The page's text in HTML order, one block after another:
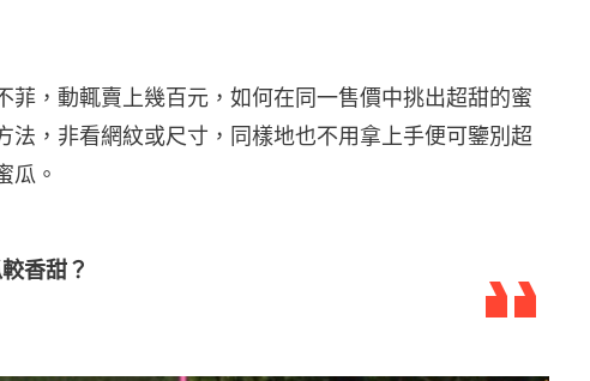
菲，動輒賣上幾百元，如何在同一售價中挑出超甜的蜜
法，非看網紋或尺寸，同樣地也不用拿上手便可鑒別超
瓜。
香甜？